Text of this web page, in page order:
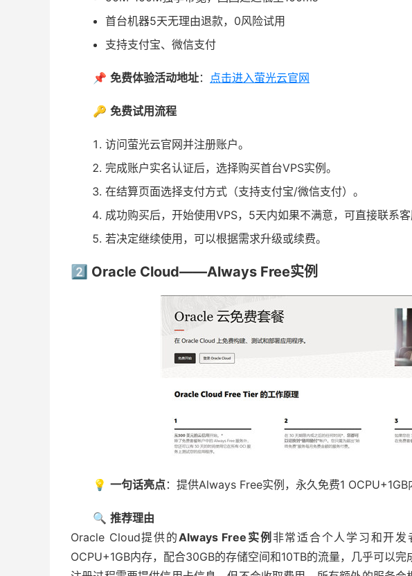
首台机器5天无理由退款，0风险试用
支持支付宝、微信支付
📌 免费体验活动地址： 点击进入萤光云官网
🔑 免费试用流程
访问萤光云官网并注册账户。
完成账户实名认证后，选择购买首台VPS实例。
在结算页面选择支付方式（支持支付宝/微信支付）。
成功购买后，开始使用VPS，5天内如果不满意，可直接联系客
若决定继续使用，可以根据需求升级或续费。
2️⃣ Oracle Cloud——Always Free实例
💡 一句话亮点：提供Always Free实例，永久免费1 OCPU+1GB
🔍 推荐理由
Oracle Cloud提供的Always Free实例 非常适合个人学习和开
OCPU+1GB内存，配合30GB的存储空间和10TB的流量，几乎可以完